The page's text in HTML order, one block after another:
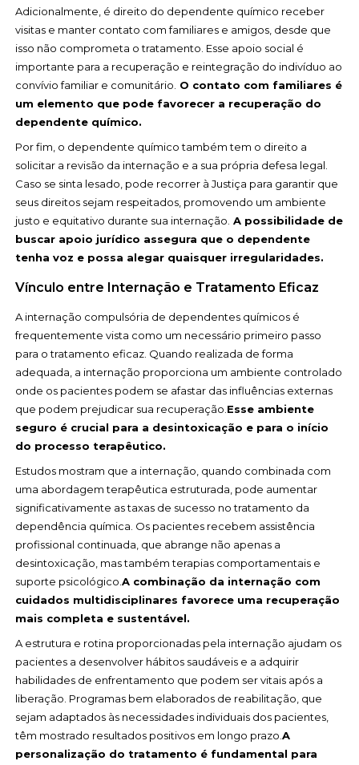
Adicionalmente, é direito do dependente químico receber
visitas e manter contato com familiares e amigos, desde que
isso não comprometa o tratamento. Esse apoio social é
importante para a recuperação e reintegração do indivíduo ao
convívio familiar e comunitário. O contato com familiares é
um elemento que pode favorecer a recuperação do
dependente químico.
Por fim, o dependente químico também tem o direito a
solicitar a revisão da internação e a sua própria defesa legal.
Caso se sinta lesado, pode recorrer à Justiça para garantir que
seus direitos sejam respeitados, promovendo um ambiente
justo e equitativo durante sua internação. A possibilidade de
buscar apoio jurídico assegura que o dependente
tenha voz e possa alegar quaisquer irregularidades.
Vínculo entre Internação e Tratamento Eficaz
A internação compulsória de dependentes químicos é
frequentemente vista como um necessário primeiro passo
para o tratamento eficaz. Quando realizada de forma
adequada, a internação proporciona um ambiente controlado
onde os pacientes podem se afastar das influências externas
que podem prejudicar sua recuperação. Esse ambiente
seguro é crucial para a desintoxicação e para o início
do processo terapêutico.
Estudos mostram que a internação, quando combinada com
uma abordagem terapêutica estruturada, pode aumentar
significativamente as taxas de sucesso no tratamento da
dependência química. Os pacientes recebem assistência
profissional continuada, que abrange não apenas a
desintoxicação, mas também terapias comportamentais e
suporte psicológico.A combinação da internação com
cuidados multidisciplinares favorece uma recuperação
mais completa e sustentável.
A estrutura e rotina proporcionadas pela internação ajudam os
pacientes a desenvolver hábitos saudáveis e a adquirir
habilidades de enfrentamento que podem ser vitais após a
liberação. Programas bem elaborados de reabilitação, que
sejam adaptados às necessidades individuais dos pacientes,
têm mostrado resultados positivos em longo prazo.A
personalização do tratamento é fundamental para